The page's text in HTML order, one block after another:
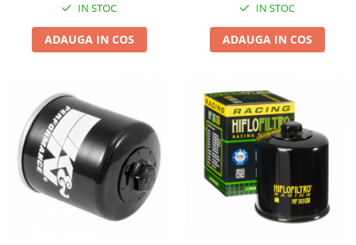
IN STOC
ADAUGA IN COS
IN STOC
ADAUGA IN COS